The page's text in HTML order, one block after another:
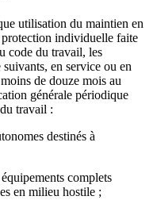
utilisation du maintien en
protection individuelle faite
code du travail, les
en service ou en
de douze mois au
générale périodique
travail :
destinés à
complets
en milieu hostile ;